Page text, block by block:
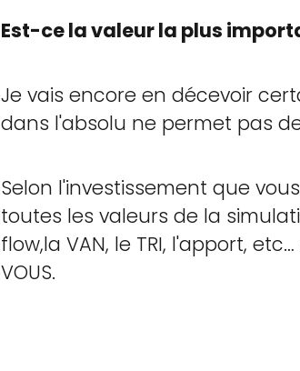
Est-ce la valeur la plus
Je vais encore en décevoir
dans l'absolu ne permet pas
Selon l'investissement que
toutes les valeurs de la
flow,la VAN, le TRI, l'apport,
VOUS.